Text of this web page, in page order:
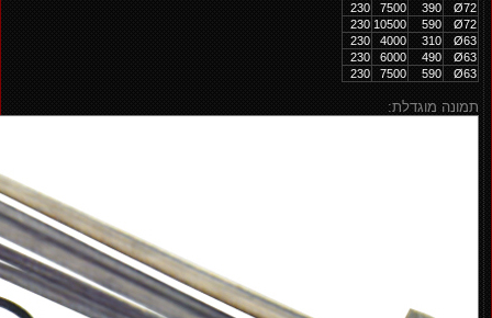
Ø72
390
7500
230
Ø72
590
10500
230
Ø63
310
4000
230
Ø63
490
6000
230
Ø63
590
7500
230
תמונה מוגדלת: